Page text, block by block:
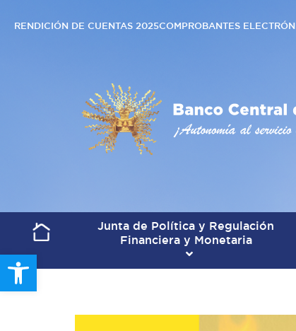
Open toolbar
RENDICIÓN DE CUENTAS 2025COMPROBANTES
Junta de Política y Regulación
Financiera y Monetaria